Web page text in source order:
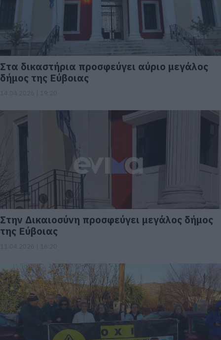
Στα δικαστήρια προσφεύγει αύριο μεγάλος
δήμος της Εύβοιας
Στην Δικαιοσύνη προσφεύγει μεγάλος δήμος
της Εύβοιας